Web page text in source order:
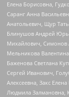
Елена Борисовна,
Саранг Анна
Анатольевич, Щур
Блинушов Андрей
Михайлович, Симонов
Мельникова
Баженова Светлана
Сергей Иванович,
Алексеевна, Закс
Людмила Залмановна,